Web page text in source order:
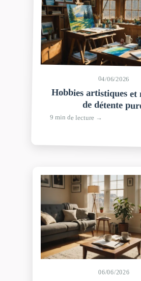
04/06/2026
Hobbies artistiques et
de détente
9 min de lecture →
06/06/2026